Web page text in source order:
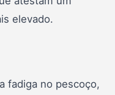
elevado.
fadiga no pescoço,